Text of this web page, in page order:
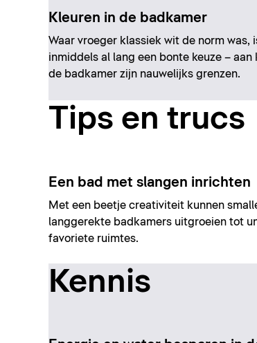
Kleuren in de badkamer
Waar vroeger klassiek wit de norm was,
inmiddels al lang een bonte keuze – aan
de badkamer zijn nauwelijks grenzen.
Tips en trucs
Een bad met slangen inrichten
Met een beetje creativiteit kunnen
langgerekte badkamers uitgroeien tot
favoriete ruimtes.
Kennis